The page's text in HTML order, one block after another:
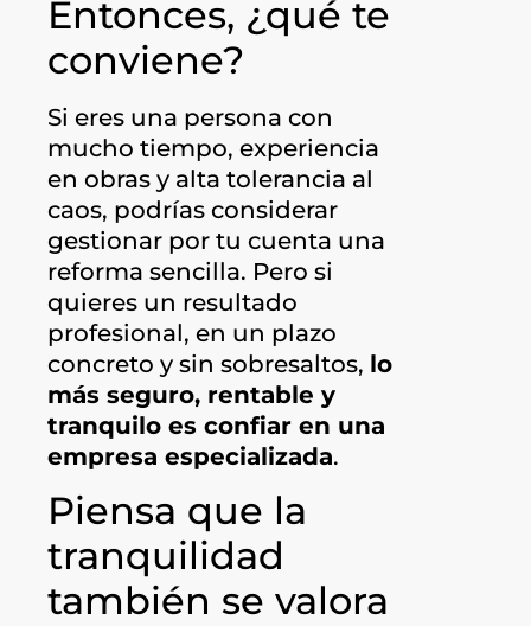
Entonces, ¿qué te
conviene?
Si eres una persona con
mucho tiempo, experiencia
en obras y alta tolerancia al
caos, podrías considerar
gestionar por tu cuenta una
reforma sencilla. Pero si
quieres un resultado
profesional, en un plazo
concreto y sin sobresaltos, lo
más seguro, rentable y
tranquilo es confiar en una
empresa especializada.
Piensa que la
tranquilidad
también se valora